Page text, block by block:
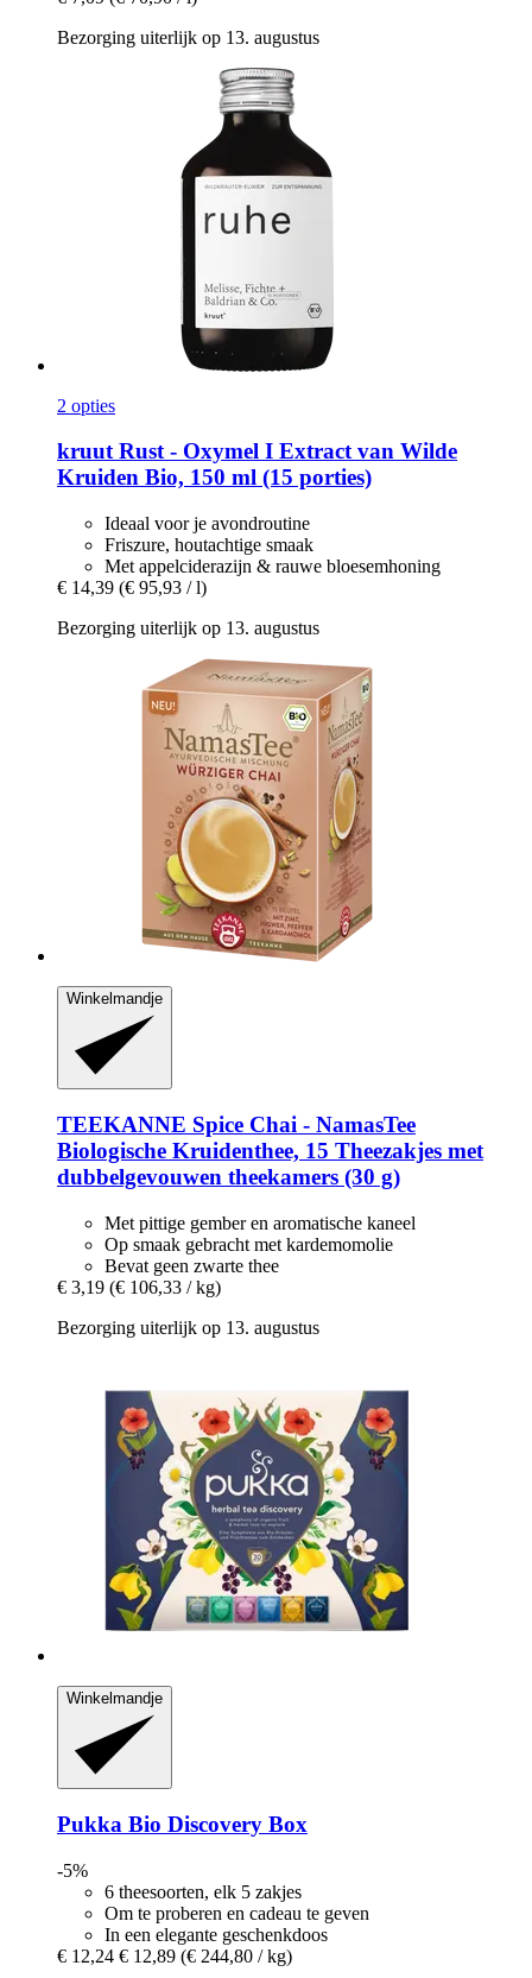
Bezorging uiterlijk op 13. augustus
2 opties
kruutRust -​ Oxymel I Extract van Wilde
Kruiden Bio, 150 ml (15 porties)
Ideaal voor je avondroutine
Friszure, houtachtige smaak
Met appelciderazijn & rauwe bloesemhoning
€ 14,39 (€ 95,93 / l)
Bezorging uiterlijk op 13. augustus
Winkelmandje
TEEKANNE Spice Chai -​ NamasTee
Biologische Kruidenthee, 15 Theezakjes met
dubbelgevouwen theekamers (30 g)
Met pittige gember en aromatische kaneel
Op smaak gebracht met kardemomolie
Bevat geen zwarte thee
€ 3,19 (€ 106,33 / kg)
Bezorging uiterlijk op 13. augustus
Winkelmandje
Pukka Bio Discovery Box
-5%
6 theesoorten, elk 5 zakjes
Om te proberen en cadeau te geven
In een elegante geschenkdoos
€ 12,24 € 12,89 (€ 244,80 / kg)